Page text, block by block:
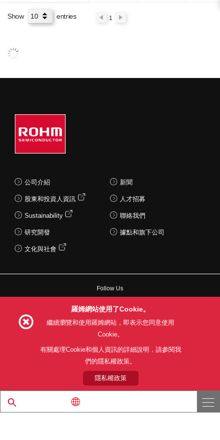
Show entries 1
公司介紹
股東和投資人資訊
Sustainability
研究開發
文化與社會
新聞
人才招募
聯絡我們
據點和旗下公司
Follow Us
關於本公司產品銷售之標準條款(PDF)
© 1997 - 2026 ROHM CO., LTD. ALL RIGHTS RESERVED.
羅姆網站使用了Cookie。
繼續瀏覽和使用羅姆網站，即表示您同意使用
Cookie。
有關處理Cookie和個人資訊的詳細說明，請參閱我
們的隱私權政策。
隱私權政策